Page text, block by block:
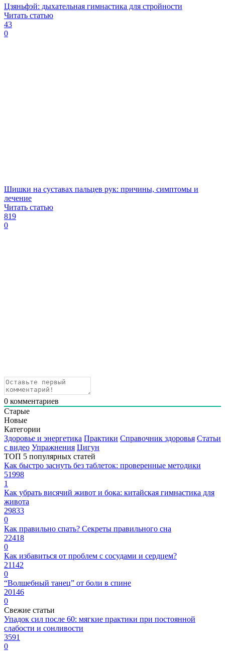
Цзяньфэй: дыхательная гимнастика для стройности
Читать статью
43
0
Шишки на суставах пальцев рук: причины, симптомы и
лечение
Читать статью
819
0
0 комментариев
Старые
Новые
Категории
Здоровье и энергетика Практики Справочник здоровья Статьи
с видео Упражнения Цигун
ТОП 5 популярных статей
Как быстро заснуть без таблеток: проверенные методики
51998
1
Как убрать висячий живот и бока: китайская гимнастика для
живота
29833
0
Как правильно спать? Секреты правильного сна
22418
0
Как избавиться от проблем с сосудами и сердцем?
21142
0
“Волшебный танец” от боли в спине
20146
0
Свежие статьи
Упадок сил после 60: мягкие практики при постоянной
слабости и сонливости
3591
0